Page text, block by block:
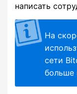
написать
На
сети
больше